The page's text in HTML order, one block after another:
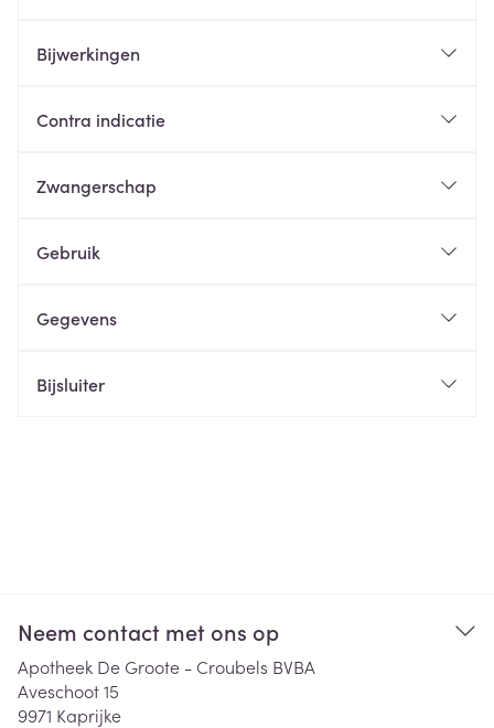
Bijwerkingen
Contra indicatie
Zwangerschap
Gebruik
Gegevens
Bijsluiter
Neem contact met ons op
Apotheek De Groote - Croubels BVBA
Aveschoot 15
9971 Kaprijke